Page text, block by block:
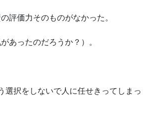
評価力そのものがなかった。
あったのだろうか？）。
選択をしないで人に任せきってしまっ